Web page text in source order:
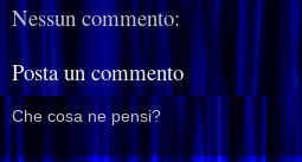
Nessun commento:
Posta un commento
Che cosa ne pensi?